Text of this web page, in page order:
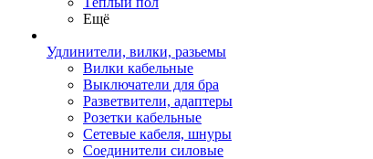
Ещё
Удлинители, вилки, разьемы
Вилки кабельные
Выключатели для бра
Разветвители, адаптеры
Розетки кабельные
Сетевые кабеля, шнуры
Соединители силовые